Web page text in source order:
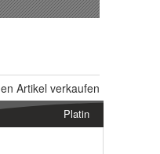
Artikel verkaufen
Platin